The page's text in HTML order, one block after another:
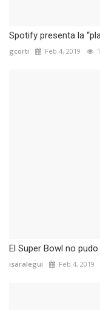
Spotify presenta la
gcorti Feb 4, 2019
El Super Bowl no
isaralegui Feb 4, 2019